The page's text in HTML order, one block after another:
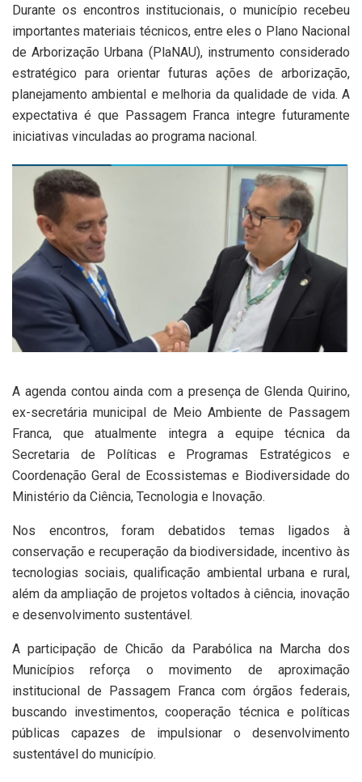
Durante os encontros institucionais, o município recebeu
importantes materiais técnicos, entre eles o Plano Nacional
de Arborização Urbana (PlaNAU), instrumento considerado
estratégico para orientar futuras ações de arborização,
planejamento ambiental e melhoria da qualidade de vida. A
expectativa é que Passagem Franca integre futuramente
iniciativas vinculadas ao programa nacional.
A agenda contou ainda com a presença de Glenda Quirino,
ex-secretária municipal de Meio Ambiente de Passagem
Franca, que atualmente integra a equipe técnica da
Secretaria de Políticas e Programas Estratégicos e
Coordenação Geral de Ecossistemas e Biodiversidade do
Ministério da Ciência, Tecnologia e Inovação.
Nos encontros, foram debatidos temas ligados à
conservação e recuperação da biodiversidade, incentivo às
tecnologias sociais, qualificação ambiental urbana e rural,
além da ampliação de projetos voltados à ciência, inovação
e desenvolvimento sustentável.
A participação de Chicão da Parabólica na Marcha dos
Municípios reforça o movimento de aproximação
institucional de Passagem Franca com órgãos federais,
buscando investimentos, cooperação técnica e políticas
públicas capazes de impulsionar o desenvolvimento
sustentável do município.